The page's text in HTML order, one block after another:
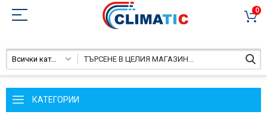
0
Всички категории
КАТЕГОРИИ